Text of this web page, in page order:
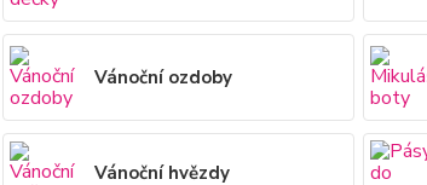
Vánoční ozdoby
Vánoční hvězdy